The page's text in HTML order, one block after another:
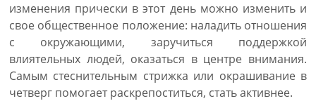
изменения прически в этот день можно изменить и
свое общественное положение: наладить отношения
с окружающими, заручиться поддержкой
влиятельных людей, оказаться в центре внимания.
Самым стеснительным стрижка или окрашивание в
четверг помогает раскрепоститься, стать активнее.